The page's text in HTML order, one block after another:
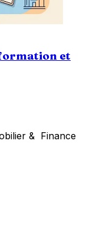
et
& Finance